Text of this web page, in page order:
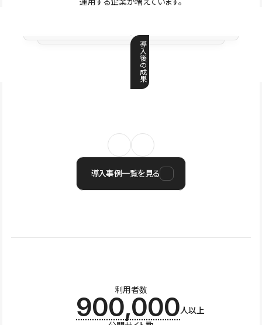
導
入
後
の
成
果
導入事例一覧を見る
利用者数
900,000人以上